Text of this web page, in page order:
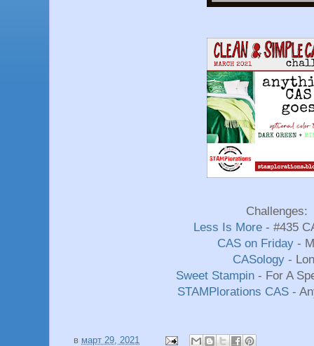
Challenges:
Less Is More- #435
CAS on Friday -
CASology -
Sweet Stampin- For A
STAMPlorations CAS -
в март 29, 2021